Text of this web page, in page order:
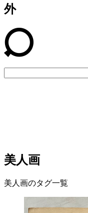
外
美人画
美人画のタグ一覧